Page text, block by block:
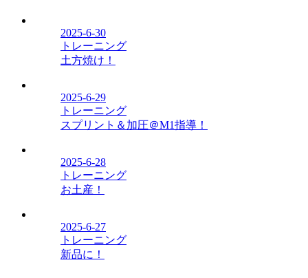
2025-6-30
トレーニング
土方焼け！
2025-6-29
トレーニング
スプリント＆加圧＠M1指導！
2025-6-28
トレーニング
お土産！
2025-6-27
トレーニング
新品に！